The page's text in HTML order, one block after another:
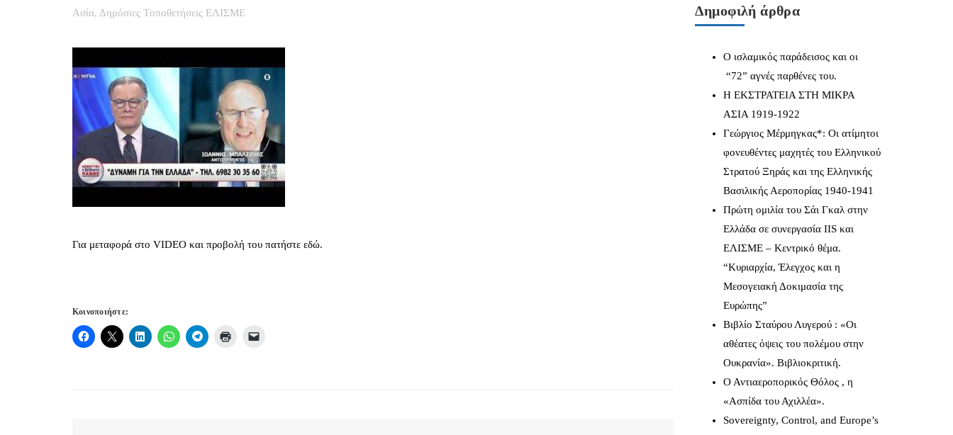
Ασία, Δημόσιες Tοποθετήσεις ΕΛΙΣΜΕ
Για μεταφορά στο VIDEO και προβολή του πατήστε εδώ.
Κοινοποιήστε:
Δημοφιλή άρθρα
Ο ισλαμικός παράδεισος και οι
“72” αγνές παρθένες του.
Η ΕΚΣΤΡΑΤΕΙΑ ΣΤΗ ΜΙΚΡΑ
ΑΣΙΑ 1919-1922
Γεώργιος Μέρμηγκας*: Οι ατίμητοι
φονευθέντες μαχητές του Ελληνικού
Στρατού Ξηράς και της Ελληνικής
Βασιλικής Αεροπορίας 1940-1941
Πρώτη ομιλία του Σάι Γκαλ στην
Ελλάδα σε συνεργασία IIS και
ΕΛΙΣΜΕ – Κεντρικό θέμα.
“Κυριαρχία, Έλεγχος και η
Μεσογειακή Δοκιμασία της
Ευρώπης”
Βιβλίο Σταύρου Λυγερού : «Οι
αθέατες όψεις του πολέμου στην
Ουκρανία». Βιβλιοκριτική.
Ο Αντιαεροπορικός Θόλος , η
«Ασπίδα του Αχιλλέα».
Sovereignty, Control, and Europe’s